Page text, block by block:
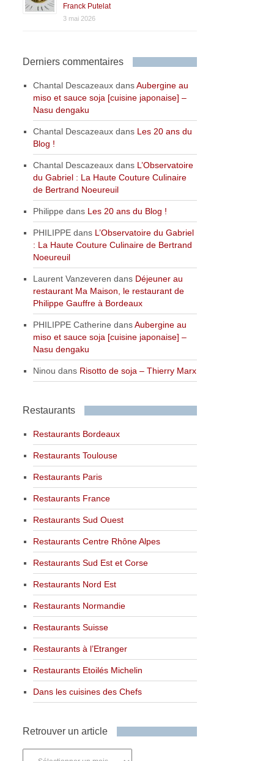
Franck Putelat
3 mai 2026
Derniers commentaires
Chantal Descazeaux dansAubergine au
miso et sauce soja [cuisine japonaise] –
Nasu dengaku
Chantal Descazeaux dans Les 20 ans du
Blog !
Chantal Descazeaux dans L’Observatoire
du Gabriel : La Haute Couture Culinaire
de Bertrand Noeureuil
Philippe dans Les 20 ans du Blog !
PHILIPPE dans L’Observatoire du Gabriel
: La Haute Couture Culinaire de Bertrand
Noeureuil
Laurent Vanzeveren dans Déjeuner au
restaurant Ma Maison, le restaurant de
Philippe Gauffre à Bordeaux
PHILIPPE Catherine dansAubergine au
miso et sauce soja [cuisine japonaise] –
Nasu dengaku
Ninou dans Risotto de soja – Thierry Marx
Restaurants
Restaurants Bordeaux
Restaurants Toulouse
Restaurants Paris
Restaurants France
Restaurants Sud Ouest
Restaurants Centre Rhône Alpes
Restaurants Sud Est et Corse
Restaurants Nord Est
Restaurants Normandie
Restaurants Suisse
Restaurants à l’Etranger
Restaurants Etoilés Michelin
Dans les cuisines des Chefs
Retrouver un article